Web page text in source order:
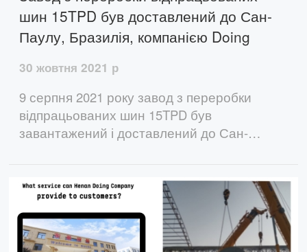
шин 15TPD був доставлений до Сан-
Паулу, Бразилія, компанією Doing
30 жовтня 2021 р
9 серпня 2021 року завод з переробки
відпрацьованих шин 15TPD був
завантажений і доставлений до Сан-
має високу якість і високий вихід масла, які
заслуговують на довіру клієнтів.